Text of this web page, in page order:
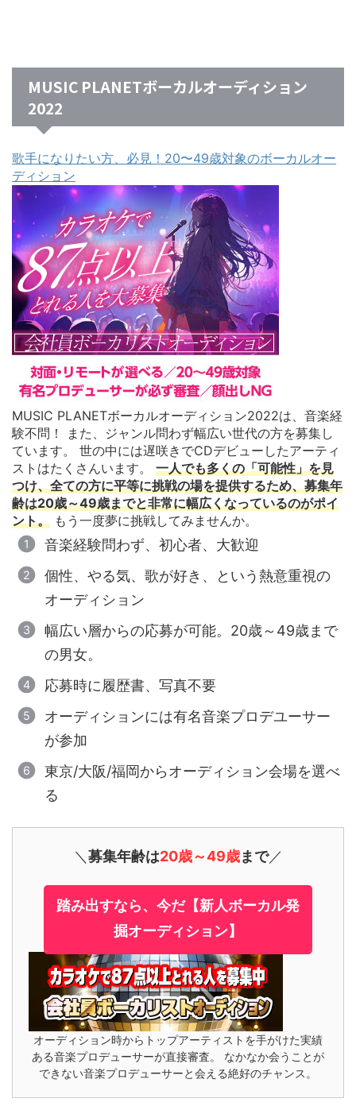
MUSIC PLANETボーカルオーディション
2022
歌手になりたい方、必見！20〜49歳対象のボーカルオー
ディション
MUSIC PLANETボーカルオーディション2022は、音楽経
験不問！ また、ジャンル問わず幅広い世代の方を募集し
ています。 世の中には遅咲きでCDデビューしたアーティ
ストはたくさんいます。 一人でも多くの「可能性」を見
つけ、全ての方に平等に挑戦の場を提供するため、募集年
齢は20歳～49歳までと非常に幅広くなっているのがポイ
ント。 もう一度夢に挑戦してみませんか。
音楽経験問わず、初心者、大歓迎
個性、やる気、歌が好き、という熱意重視の
オーディション
幅広い層からの応募が可能。20歳～49歳まで
の男女。
応募時に履歴書、写真不要
オーディションには有名音楽プロデユーサー
が参加
東京/大阪/福岡からオーディション会場を選べ
る
＼ 募集年齢は20歳～49歳まで／
踏み出すなら、今だ【新人ボーカル発
掘オーディション】
オーディション時からトップアーティストを手がけた実績
ある音楽プロデューサーが直接審査。 なかなか会うことが
できない音楽プロデューサーと会える絶好のチャンス。